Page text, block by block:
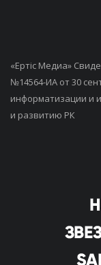
«Ертiс Медиа»
№14564-ИА от 30
информатизации и
и развитию РК